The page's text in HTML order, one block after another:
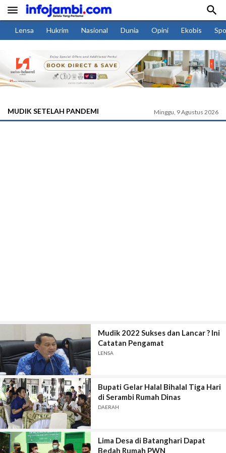
 
Lensa Hukrim Nasional Dunia Opini Ekobis
MUDIK SETELAH PANDEMI Minggu, 9 Agustus 2026
Mudik 2022 Sukses dan Lancar ? Ini
Catatan Pengamat
LENSA
Bupati Gelar Halal Bihalal Tiga Hari
di Serambi Rumah Dinas
DAERAH
Lima Desa di Batanghari Dapat
Bedah Rumah PWN